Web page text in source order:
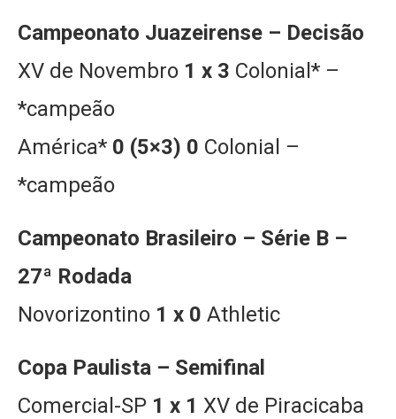
Campeonato Juazeirense – Decisão
XV de Novembro 1 x 3 Colonial* –
*campeão
América* 0 (5×3) 0 Colonial –
*campeão
Campeonato Brasileiro – Série B –
27ª Rodada
Novorizontino 1 x 0 Athletic
Copa Paulista – Semifinal
Comercial-SP 1 x 1 XV de Piracicaba